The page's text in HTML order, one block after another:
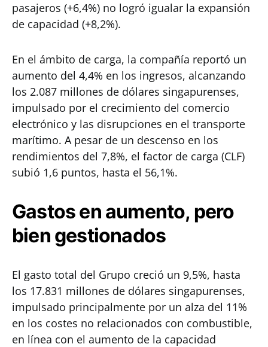
pasajeros (+6,4%) no logró igualar la expansión
de capacidad (+8,2%).
En el ámbito de carga, la compañía reportó un
aumento del 4,4% en los ingresos, alcanzando
los 2.087 millones de dólares singapurenses,
impulsado por el crecimiento del comercio
electrónico y las disrupciones en el transporte
marítimo. A pesar de un descenso en los
rendimientos del 7,8%, el factor de carga (CLF)
subió 1,6 puntos, hasta el 56,1%.
Gastos en aumento, pero
bien gestionados
El gasto total del Grupo creció un 9,5%, hasta
los 17.831 millones de dólares singapurenses,
impulsado principalmente por un alza del 11%
en los costes no relacionados con combustible,
en línea con el aumento de la capacidad